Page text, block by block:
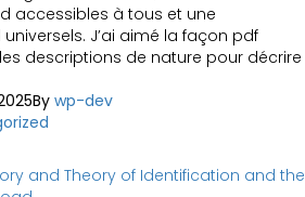
accessibles à tous et une
J’ai aimé la façon pdf
descriptions de nature pour décrire
By wp-dev
and Theory of Identification and the